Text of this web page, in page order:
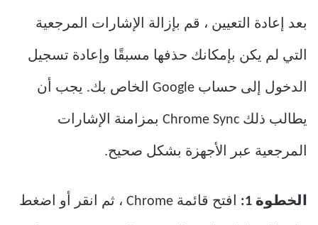
بعد إعادة التعيين ، قم بإزالة الإشارات المرجعية
التي لم يكن بإمكانك حذفها مسبقًا وإعادة تسجيل
الدخول إلى حساب Google الخاص بك. يجب أن
يطالب ذلك Chrome Sync بمزامنة الإشارات
المرجعية عبر الأجهزة بشكل صحيح.
الخطوة 1: افتح قائمة Chrome ، ثم انقر أو اضغط